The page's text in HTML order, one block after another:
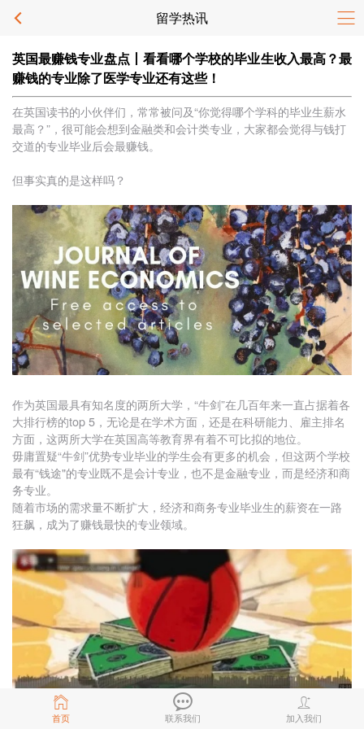
留学热讯
首页 联系我们 加入我们
英国最赚钱专业盘点丨看看哪个学校的毕业生收入最高？最
赚钱的专业除了医学专业还有这些！
在英国读书的小伙伴们，常常被问及“你觉得哪个学科的毕业生薪水
最高？”，很可能会想到金融类和会计类专业，大家都会觉得与钱打
交道的专业毕业后会最赚钱。
但事实真的是这样吗？
作为英国最具有知名度的两所大学，“牛剑”在几百年来一直占据着各
大排行榜的top 5，无论是在学术方面，还是在科研能力、雇主排名
方面，这两所大学在英国高等教育界有着不可比拟的地位。
毋庸置疑“牛剑”优势专业毕业的学生会有更多的机会，但这两个学校
最有“钱途"的专业既不是会计专业，也不是金融专业，而是经济和商
务专业。
随着市场的需求量不断扩大，经济和商务专业毕业生的薪资在一路
狂飙，成为了赚钱最快的专业领域。